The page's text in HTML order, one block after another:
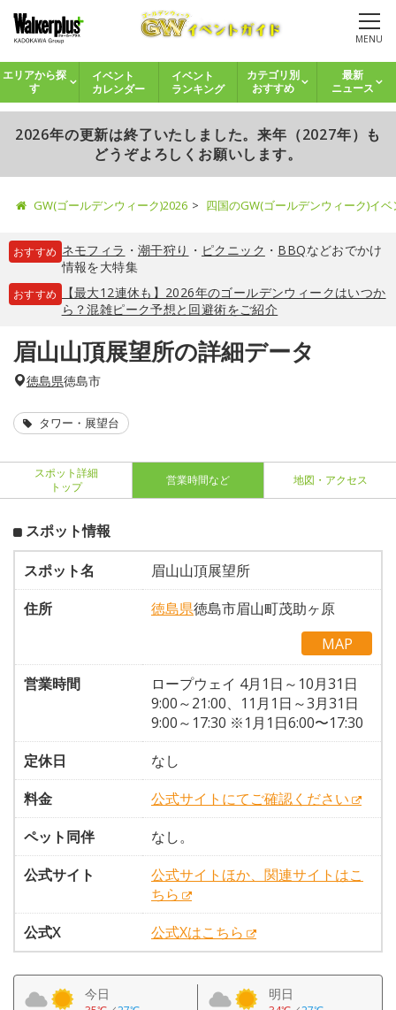
MENU
エリアから探
す
イベント
カレンダー
イベント
ランキング
カテゴリ別
おすすめ
最新
ニュース
2026年の更新は終了いたしました。来年（2027年）も
どうぞよろしくお願いします。
GW(ゴールデンウィーク)2026 四国のGW(ゴールデンウィーク)イ
おすすめ ネモフィラ ・ 潮干狩り ・ ピクニック ・ BBQなどおでかけ
情報を大特集
おすすめ
【最大12連休も】2026年のゴールデンウィークはいつか
ら？混雑ピーク予想と回避術をご紹介
眉山山頂展望所の詳細データ
徳島県徳島市
タワー・展望台
スポット詳細
トップ
営業時間など 地図・アクセス
スポット情報
スポット名
眉山山頂展望所
住所
徳島県徳島市眉山町茂助ヶ原
MAP
営業時間
ロープウェイ 4月1日～10月31日
9:00～21:00、11月1日～3月31日
9:00～17:30 ※1月1日6:00〜17:30
定休日
なし
料金
公式サイトにてご確認ください
ペット同伴
なし。
公式サイト
公式サイトほか、関連サイトはこ
ちら
公式X
公式Xはこちら
今日 明日